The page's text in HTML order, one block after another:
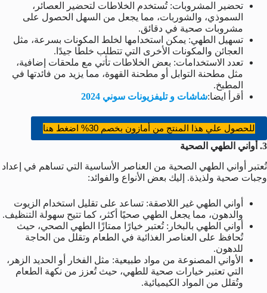
تحضير المشروبات: تُستخدم الخلاطات لتحضير العصائر،
السموذي، والشوربات، مما يجعل من السهل الحصول على
مشروبات صحية في دقائق.
تسهيل الطهي: يمكن استخدامها لخلط المكونات بسرعة، مثل
العجائن والمكونات الأخرى التي تتطلب خلطًا جيدًا.
تعدد الاستخدامات: بعض الخلاطات تأتي مع ملحقات إضافية،
مثل مطحنة التوابل أو مطحنة القهوة، مما يزيد من فائدتها في
المطبخ.
أقرأ ايضا:شاشات و تليفزيونات سوني 2024
للحصول علي هذا المنتج من أمازون بخصم 30% اضغط هنا
3. أواني الطهي الصحية
تُعتبر أواني الطهي الصحية من العناصر الأساسية التي تساهم في إعداد
وجبات صحية ولذيذة. إليك بعض الأنواع والفوائد:
أواني الطهي غير اللاصقة: تساعد على تقليل استخدام الزيوت
والدهون، مما يجعل الطهي صحيًا أكثر، كما تتيح سهولة التنظيف.
أواني الطهي بالبخار: تُعتبر خيارًا ممتازًا الطهي الصحي، حيث
تُحافظ على العناصر الغذائية في الطعام وتقلل من الحاجة
للدهون.
الأواني المصنوعة من مواد طبيعية: مثل الفخار أو الحديد الزهر،
التي تعتبر خيارات صحية للطهي، حيث تُعزز من نكهة الطعام
وتُقلل من المواد الكيميائية.